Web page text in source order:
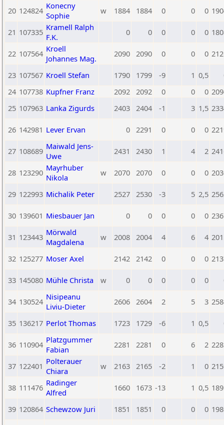
20 124824 Konecny
Sophie
w 1884 1884 0 0 0
21 107335 Kramell Ralph
F.K.
0 0 0 0 0
22 107564 Kroell
Johannes Mag.
2090 2090 0 0 0
23 107567 Kroell Stefan 1790 1799 -9 1 0,5
24 107738 Kupfner Franz 2092 2092 0 0 0
25 107963 Lanka Zigurds 2403 2404 -1 3 1,5
26 142981 Lever Ervan 0 2291 0 0 0
27 108689 Maiwald Jens-
Uwe
2431 2430 1 4 2
28 123290 Mayrhuber
Nikola
w 2070 2070 0 0 0
29 122993 Michalik Peter 2527 2530 -3 5 2,5
30 139601 Miesbauer Jan 0 0 0 0 0
31 123443 Mörwald
Magdalena
w 2008 2004 4 6 4
32 125277 Moser Axel 2142 2142 0 0 0
33 145080 Mühle Christa w 0 0 0 0 0
34 130524 Nisipeanu
Liviu-Dieter
2606 2604 2 5 3
35 136217 Perlot Thomas 1723 1729 -6 1 0,5
36 110904 Platzgummer
Fabian
2281 2281 0 6 2
37 122401 Polterauer
Chiara
w 2163 2165 -2 1 0
38 111476 Radinger
Alfred
1660 1673 -13 1 0,5
39 120864 Schewzow Juri 1851 1851 0 0 0